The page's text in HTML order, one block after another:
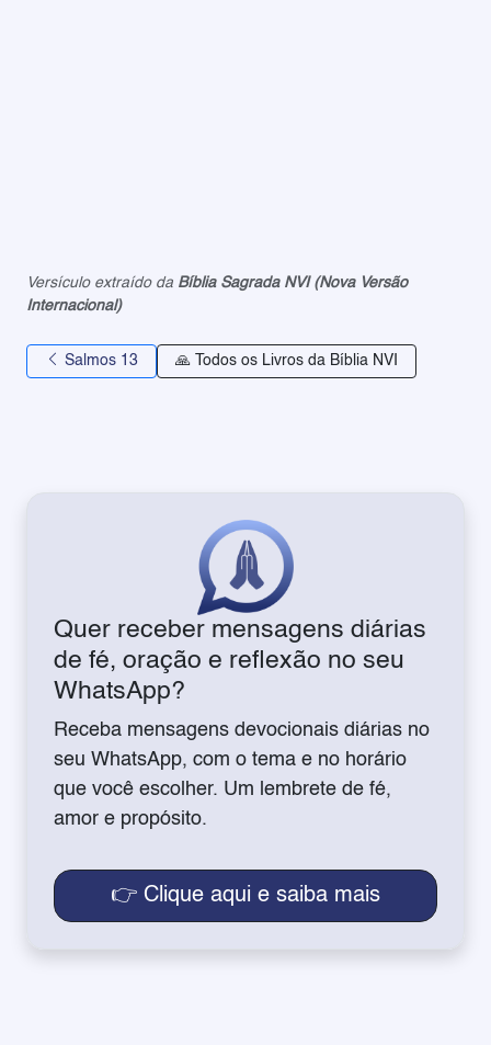
Versículo extraído da Bíblia Sagrada NVI (Nova Versão
Internacional)
Salmos 13 🙏 Todos os Livros da Bíblia NVI
Quer receber mensagens diárias
de fé, oração e reflexão no seu
WhatsApp?
Receba mensagens devocionais diárias no
seu WhatsApp, com o tema e no horário
que você escolher. Um lembrete de fé,
amor e propósito.
👉 Clique aqui e saiba mais